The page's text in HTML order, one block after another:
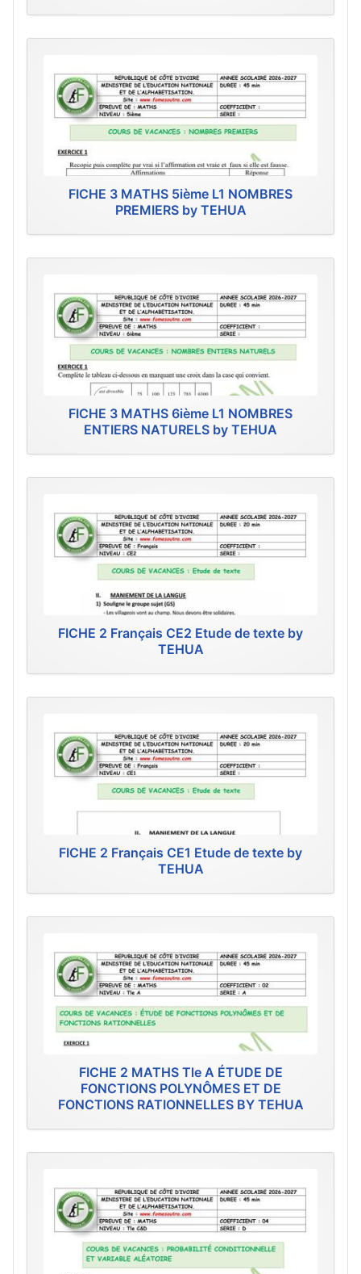
FICHE 3 MATHS 5ième L1 NOMBRES
PREMIERS by TEHUA
FICHE 3 MATHS 6ième L1 NOMBRES
ENTIERS NATURELS by TEHUA
FICHE 2 Français CE2 Etude de texte by
TEHUA
FICHE 2 Français CE1 Etude de texte by
TEHUA
FICHE 2 MATHS Tle A ÉTUDE DE
FONCTIONS POLYNÔMES ET DE
FONCTIONS RATIONNELLES BY TEHUA